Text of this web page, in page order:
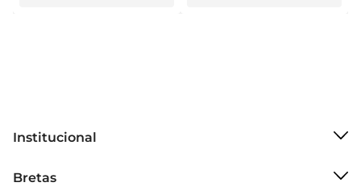
Institucional
Grupo Cencosud
Bretas